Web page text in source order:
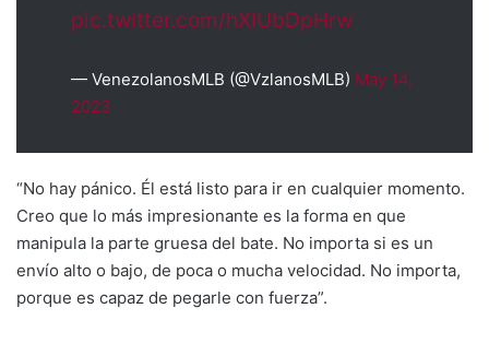
pic.twitter.com/hXIUbDpHrw
— VenezolanosMLB (@VzlanosMLB) May 14,
2023
“No hay pánico. Él está listo para ir en cualquier momento.
Creo que lo más impresionante es la forma en que
manipula la parte gruesa del bate. No importa si es un
envío alto o bajo, de poca o mucha velocidad. No importa,
porque es capaz de pegarle con fuerza”.